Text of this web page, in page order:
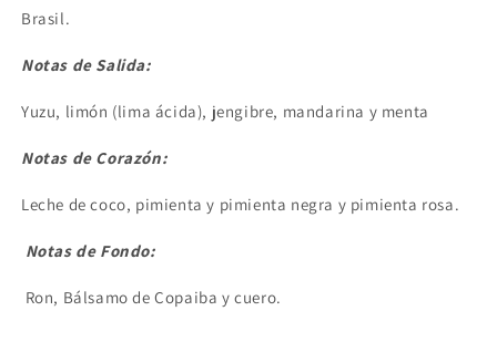
Brasil.
Notas de Salida:
Yuzu, limón (lima ácida), jengibre, mandarina y menta
Notas de Corazón:
Leche de coco, pimienta y pimienta negra y pimienta rosa.
Notas de Fondo:
Ron, Bálsamo de Copaiba y cuero.